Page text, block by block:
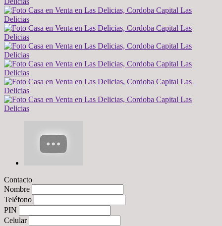
Contacto
Nombre
Teléfono
PIN
Celular